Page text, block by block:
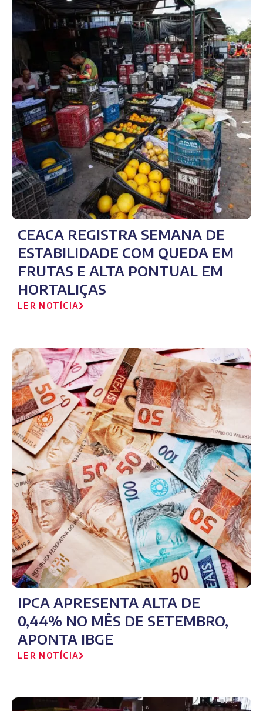
CEACA REGISTRA SEMANA DE
ESTABILIDADE COM QUEDA EM
FRUTAS E ALTA PONTUAL EM
HORTALIÇAS
LER NOTÍCIA
IPCA APRESENTA ALTA DE
0,44% NO MÊS DE SETEMBRO,
APONTA IBGE
LER NOTÍCIA